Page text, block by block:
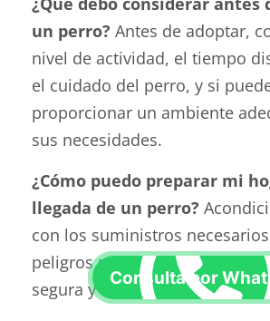
un perro? Antes de adoptar,
nivel de actividad, el tiempo
el cuidado del perro, y si
proporcionar un ambiente
sus necesidades.
¿Cómo puedo preparar mi
llegada de un perro?
con los suministros
peligros potenciales y
segura y cómoda para tu